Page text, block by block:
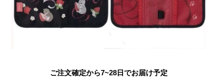
ご注文確定から7~28日でお届け予定